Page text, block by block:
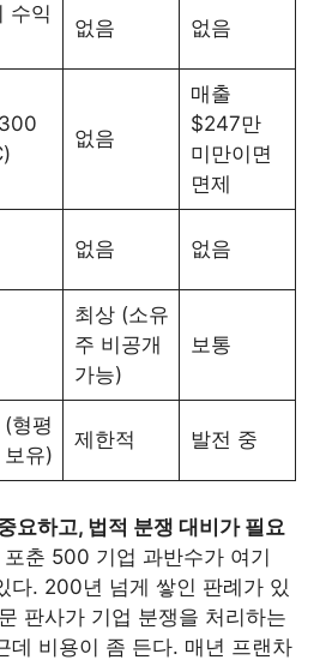
수익
없음 없음
없음
매출
$247만
미만이면
면제
없음 없음
최상 (소유
주 비공개
가능)
보통
형평
보유)
제한적 발전 중
요하고, 법적 분쟁 대비가 필요
포춘 500 기업 과반수가 여기
다. 200년 넘게 쌓인 판례가 있
판사가 기업 분쟁을 처리하는
데 비용이 좀 든다. 매년 프랜차